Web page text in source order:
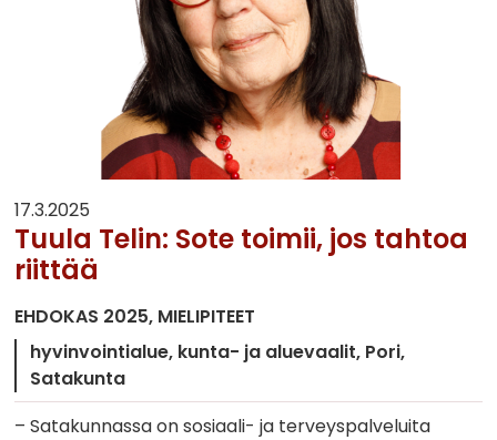
17.3.2025
Tuula Telin: Sote toimii, jos tahtoa
riittää
EHDOKAS 2025 MIELIPITEET
hyvinvointialue kunta- ja aluevaalit Pori
Satakunta
– Satakunnassa on sosiaali- ja terveyspalveluita